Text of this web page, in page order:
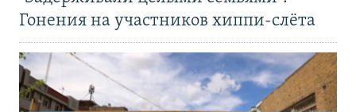
Гонения на участников хиппи-слёта